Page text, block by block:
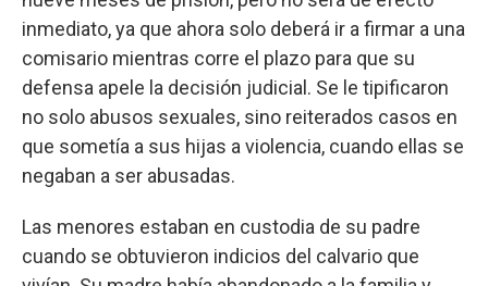
inmediato, ya que ahora solo deberá ir a firmar a una
comisario mientras corre el plazo para que su
defensa apele la decisión judicial. Se le tipificaron
no solo abusos sexuales, sino reiterados casos en
que sometía a sus hijas a violencia, cuando ellas se
negaban a ser abusadas.
Las menores estaban en custodia de su padre
cuando se obtuvieron indicios del calvario que